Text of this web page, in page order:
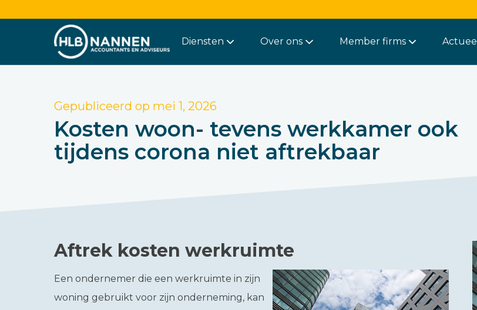
Diensten Over ons Member firms Actueel
Gepubliceerd op mei 1, 2026
Kosten woon- tevens werkkamer ook
tijdens corona niet aftrekbaar
Aftrek kosten werkruimte
Een ondernemer die een werkruimte in zijn
woning gebruikt voor zijn onderneming, kan